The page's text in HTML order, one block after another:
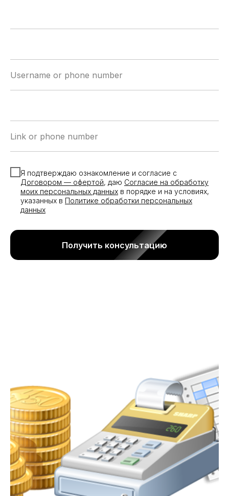
Username or phone number
Link or phone number
Я подтверждаю ознакомление и согласие с
Договором — офертой, даю Согласие на обработку
моих персональных данных в порядке и на условиях,
указанных в Политике обработки персональных
данных
Получить консультацию